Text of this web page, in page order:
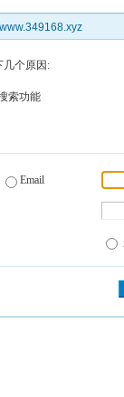
几个原因:
索功能
Email